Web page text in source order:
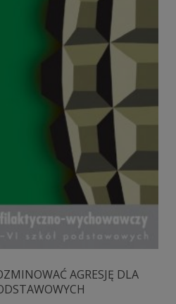
AGRESJĘ DLA